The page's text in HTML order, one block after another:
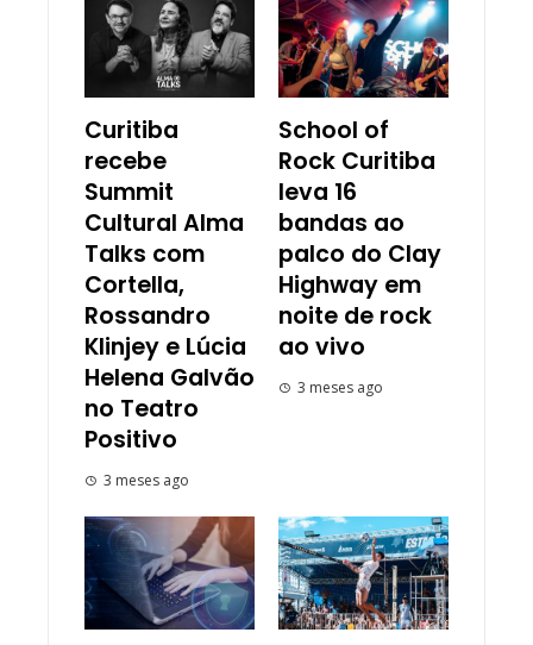
Curitiba
recebe
Summit
Cultural Alma
Talks com
Cortella,
Rossandro
Klinjey e Lúcia
Helena Galvão
no Teatro
Positivo
3 meses ago
School of
Rock Curitiba
leva 16
bandas ao
palco do Clay
Highway em
noite de rock
ao vivo
3 meses ago